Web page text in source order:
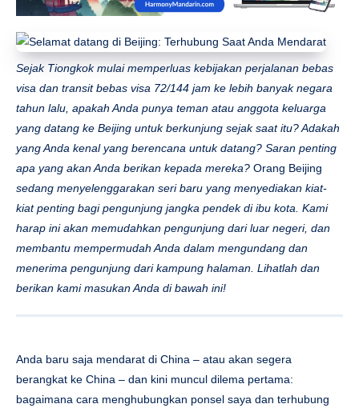
Sejak Tiongkok mulai memperluas kebijakan perjalanan bebas
visa dan transit bebas visa 72/144 jam ke lebih banyak negara
tahun lalu, apakah Anda punya teman atau anggota keluarga
yang datang ke Beijing untuk berkunjung sejak saat itu? Adakah
yang Anda kenal yang berencana untuk datang? Saran penting
apa yang akan Anda berikan kepada mereka? Orang Beijing
sedang menyelenggarakan seri baru yang menyediakan kiat-
kiat penting bagi pengunjung jangka pendek di ibu kota. Kami
harap ini akan memudahkan pengunjung dari luar negeri, dan
membantu mempermudah Anda dalam mengundang dan
menerima pengunjung dari kampung halaman. Lihatlah dan
berikan kami masukan Anda di bawah ini!
Anda baru saja mendarat di China – atau akan segera
berangkat ke China – dan kini muncul dilema pertama:
bagaimana cara menghubungkan ponsel saya dan terhubung